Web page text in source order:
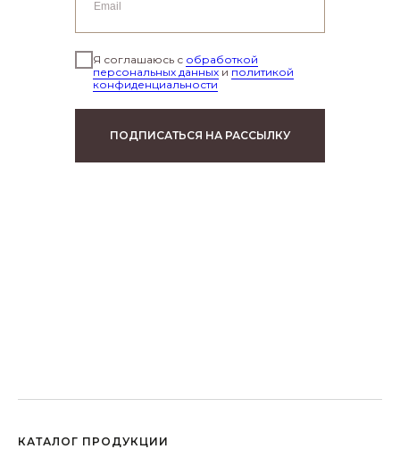
Я соглашаюсь с обработкой
персональных данныхиполитикой
конфиденциальности
ПОДПИСАТЬСЯ НА РАССЫЛКУ
КАТАЛОГ ПРОДУКЦИИ